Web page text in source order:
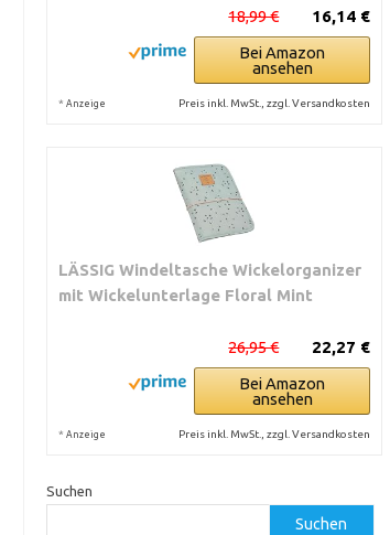
16,14 €
18,99 €
Bei Amazon
ansehen
* Anzeige Preis inkl. MwSt., zzgl. Versandkosten
LÄSSIG Windeltasche Wickelorganizer
mit Wickelunterlage Floral Mint
22,27 €
26,95 €
Bei Amazon
ansehen
* Anzeige Preis inkl. MwSt., zzgl. Versandkosten
Suchen
Suchen